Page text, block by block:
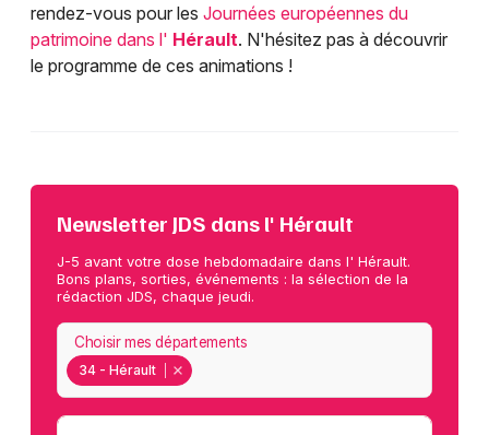
rendez-vous pour les Journées européennes du
patrimoine dans l' Hérault. N'hésitez pas à découvrir
le programme de ces animations !
Newsletter JDS dans l' Hérault
J-5 avant votre dose hebdomadaire dans l' Hérault.
Bons plans, sorties, événements : la sélection de la
rédaction JDS, chaque jeudi.
34 - Hérault
Choisir mes départements